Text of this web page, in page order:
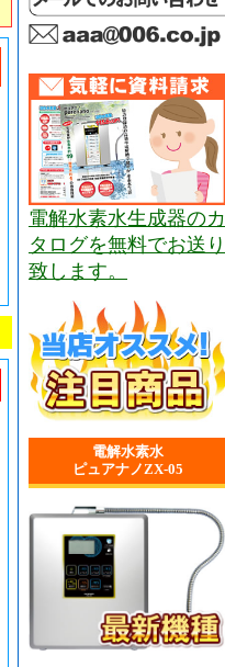
電解水素水生成器のカ
タログを無料でお送り
致します。
電解水素水
ピュアナノZX-05